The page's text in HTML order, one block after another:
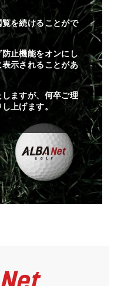
を続けることがで
止機能をオンにし
示されることがあ
ますが、何卒ご理
上げます。